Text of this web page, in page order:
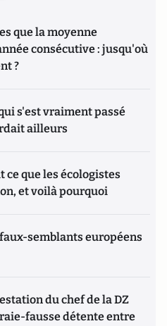
que la moyenne
consécutive : jusqu'où
?
s'est vraiment passé
ailleurs
ce que les écologistes
et voilà pourquoi
semblants européens
du chef de la DZ
fausse détente entre